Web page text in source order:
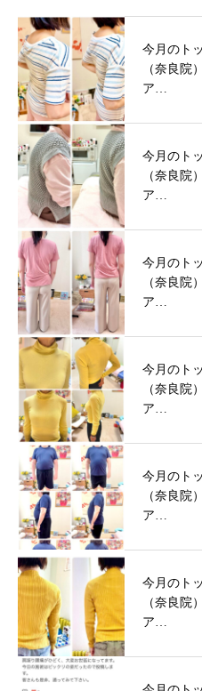
今月のト
（奈良院
ア…
今月のト
（奈良院
ア…
今月のト
（奈良院
ア…
今月のト
（奈良院
ア…
今月のト
（奈良院
ア…
今月のト
（奈良院
ア…